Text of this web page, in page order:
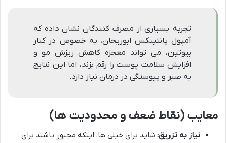
تجربه بسیاری از مصرف کنندگان نشان داده که
آمپول پانتینکس ابوریحان، به خصوص در کنار
بیوتین، می تواند معجزه کاهش ریزش مو و
افزایش سلامت پوست را رقم بزند، اما این نتایج
به صبر و پیوستگی در درمان نیاز دارد.
معایب (نقاط ضعف و محدودیت ها)
نیاز به تزریق: شاید برای خیلی ها، اینکه مجبور باشند برای